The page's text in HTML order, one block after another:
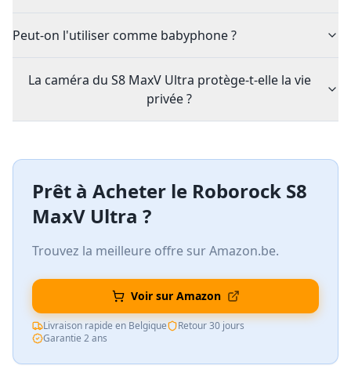
Peut-on l'utiliser comme babyphone ?
La caméra du S8 MaxV Ultra protège-t-elle la vie
privée ?
Prêt à Acheter le Roborock S8
MaxV Ultra ?
Trouvez la meilleure offre sur Amazon.be.
Voir sur Amazon
Livraison rapide en Belgique
Retour 30 jours
Garantie 2 ans